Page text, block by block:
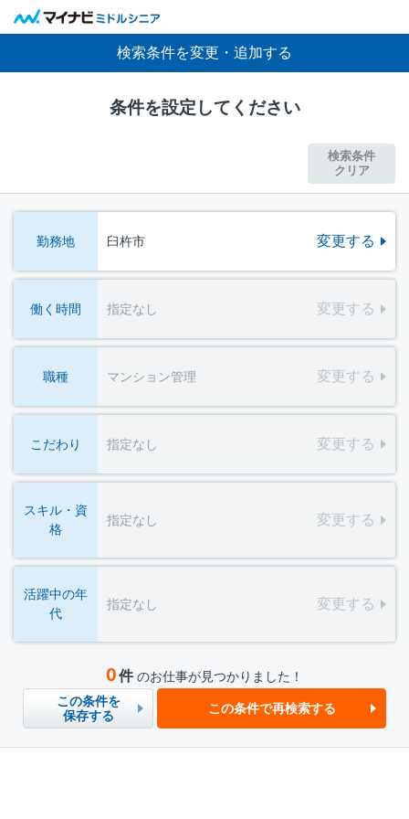
検索条件を変更・追加する
条件を設定してください
検索条件
クリア
勤務地 臼杵市 変更する
働く時間 指定なし 変更する
職種 マンション管理 変更する
こだわり 指定なし 変更する
スキル・資
格
指定なし 変更する
活躍中の年
代
指定なし 変更する
0件 のお仕事が見つかりました！
この条件を
保存する
この条件で再検索する